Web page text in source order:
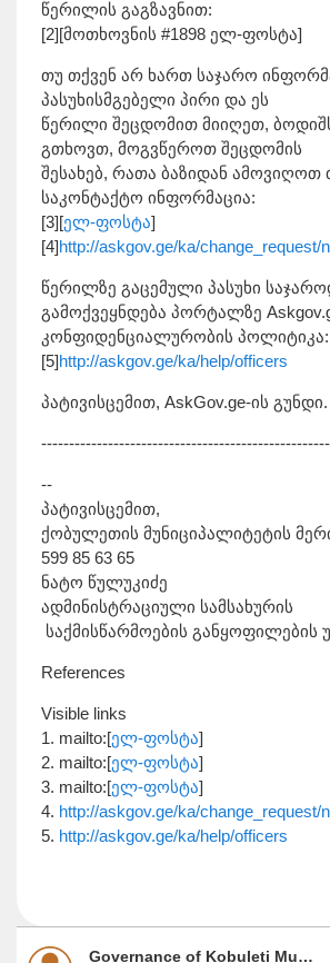
წერილის გაგზავნით:
[2][მოთხოვნის #1898 ელ-ფოსტა]
თუ თქვენ არ ხართ საჯარო
პასუხისმგებელი პირი და ეს
წერილი შეცდომით მიიღეთ,
გთხოვთ, მოგვწეროთ შეცდომის
შესახებ, რათა ბაზიდან ამოვიღოთ
საკონტაქტო ინფორმაცია:
[3][ელ-ფოსტა]
[4]http://askgov.ge/ka/change_request/
წერილზე გაცემული პასუხი
გამოქვეყნდება პორტალზე
კონფიდენციალურობის პოლიტიკა:
[5]http://askgov.ge/ka/help/officers
პატივისცემით, AskGov.ge-ის გუნდი.
--
პატივისცემით,
ქობულეთის მუნიციპალიტეტის
599 85 63 65
ნატო წულუკიძე
ადმინისტრაციული სამსახურის
საქმისწარმოების განყოფილების
References
Visible links
1. mailto:[ელ-ფოსტა]
2. mailto:[ელ-ფოსტა]
3. mailto:[ელ-ფოსტა]
4. http://askgov.ge/ka/change_request/
5. http://askgov.ge/ka/help/officers
Governance of Kobuleti Municipality, ქობულეთის მუნიციპალიტეტის მერია